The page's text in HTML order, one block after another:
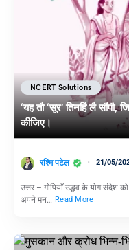
NCERT Solutions
‘यह तौ ‘सूर’ तिनहिं लै
कीजिए।
रश्मि पटेल 21/05/
उत्तर – गोपियाँ उद्धव के योग-संदेश
अपने मन… Read More